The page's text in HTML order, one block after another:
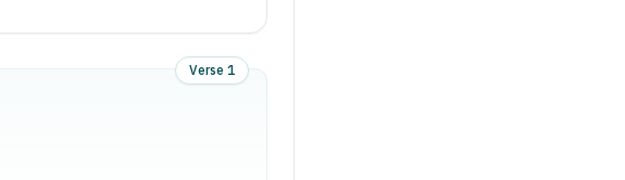
Verse 1